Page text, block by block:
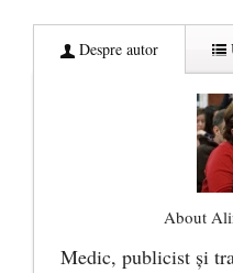
Despre autor
About
Medic, publicist şi